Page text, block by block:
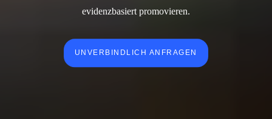
evidenzbasiert promovieren.
UNVERBINDLICH ANFRAGEN